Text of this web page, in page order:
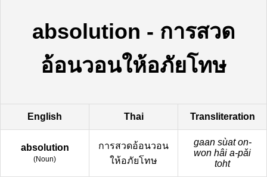
absolution - การสวด
อ้อนวอนให้อภัยโทษ
English Thai Transliteration
absolution
(Noun)
การสวดอ้อนวอน
ให้อภัยโทษ
gaan sùat on-
won hâi a-pǎi
toht